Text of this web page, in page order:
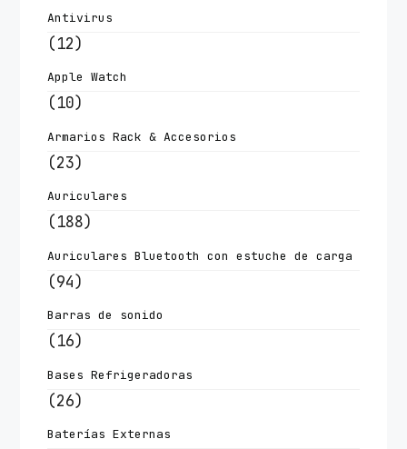
Antivirus
(12)
Apple Watch
(10)
Armarios Rack & Accesorios
(23)
Auriculares
(188)
Auriculares Bluetooth con estuche de carga
(94)
Barras de sonido
(16)
Bases Refrigeradoras
(26)
Baterías Externas